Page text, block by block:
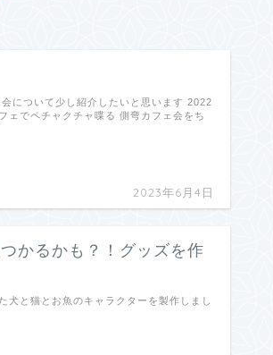
2023年6月4日
について少し紹介したいと思います 2022
ェでペチャクチャ喋る 側弯カフェ会をち
かるかも？！グッズを作
犬と猫とお魚のキャラクターを製作しまし